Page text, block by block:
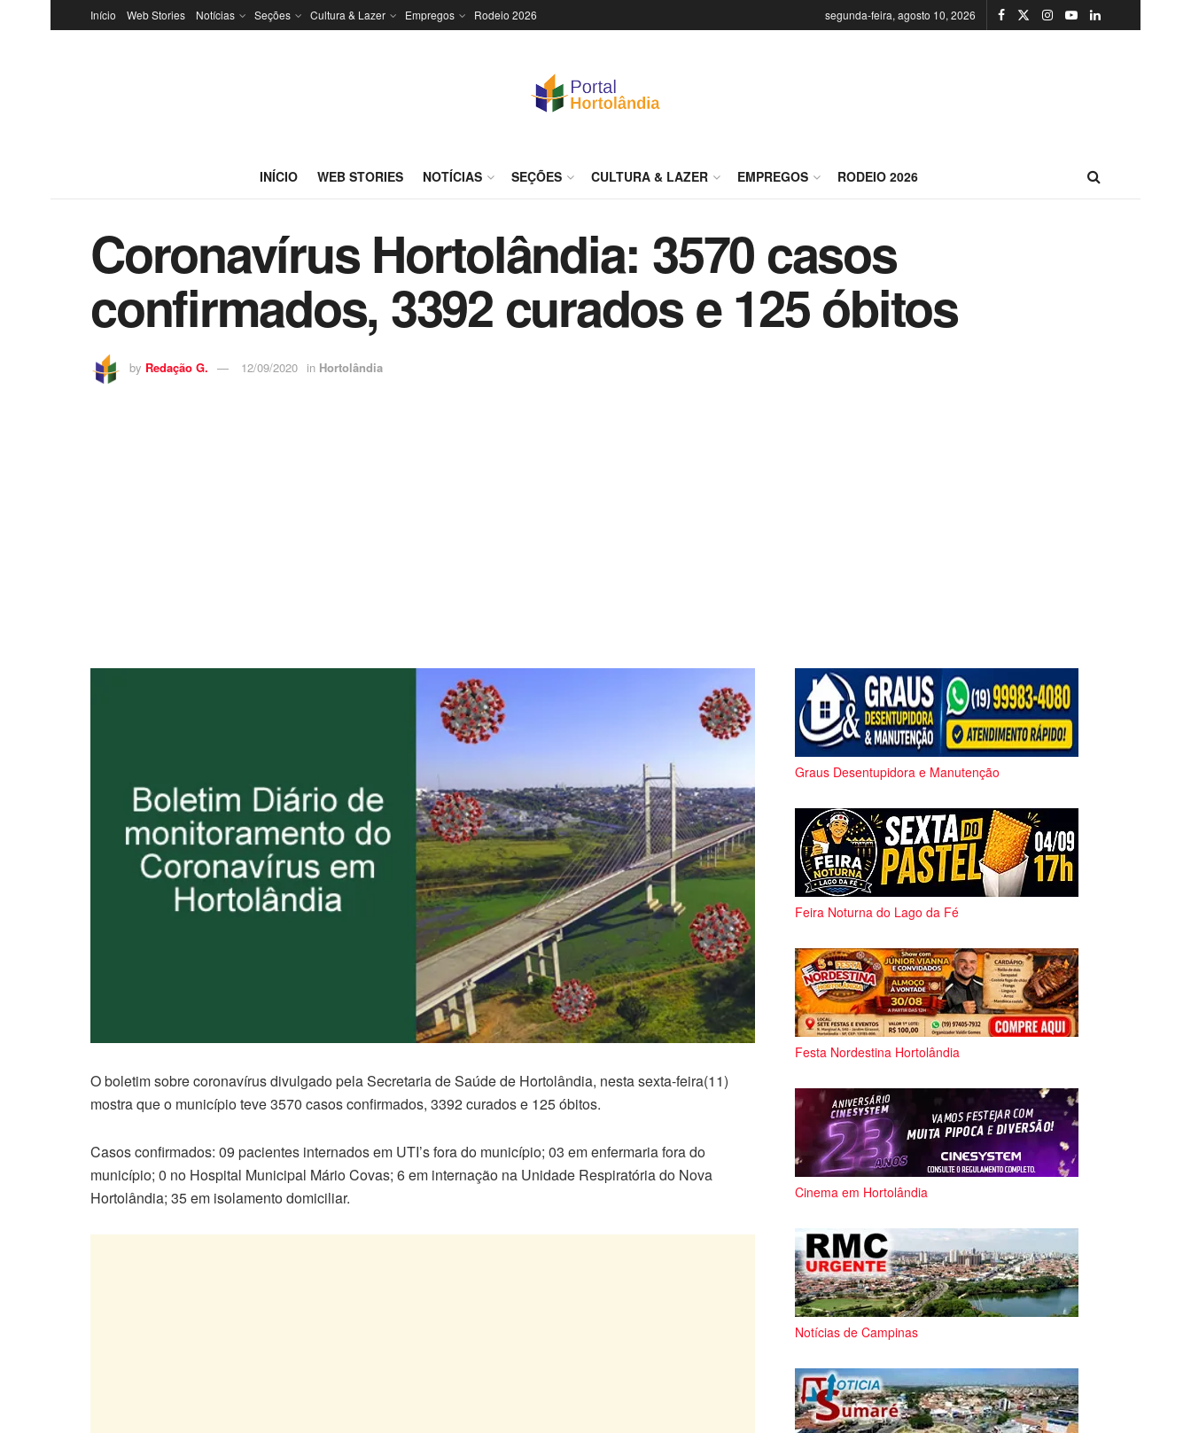
Início Web Stories Notícias Seções Cultura & Lazer Empregos Rodeio 2026 segunda-feira, agosto 10, 2026
INÍCIO WEB STORIES NOTÍCIAS SEÇÕES CULTURA & LAZER EMPREGOS RODEIO 2026
Coronavírus Hortolândia: 3570 casos
confirmados, 3392 curados e 125 óbitos
by Redação G. 12/09/2020 in Hortolândia
O boletim sobre coronavírus divulgado pela Secretaria de Saúde de Hortolândia, nesta sexta-feira(11)
mostra que o município teve 3570 casos confirmados, 3392 curados e 125 óbitos.
Casos confirmados: 09 pacientes internados em UTI’s fora do município; 03 em enfermaria fora do
município; 0 no Hospital Municipal Mário Covas; 6 em internação na Unidade Respiratória do Nova
Hortolândia; 35 em isolamento domiciliar.
Graus Desentupidora e Manutenção
Feira Noturna do Lago da Fé
Festa Nordestina Hortolândia
Cinema em Hortolândia
Notícias de Campinas